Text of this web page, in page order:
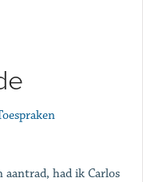
had ik Carlos